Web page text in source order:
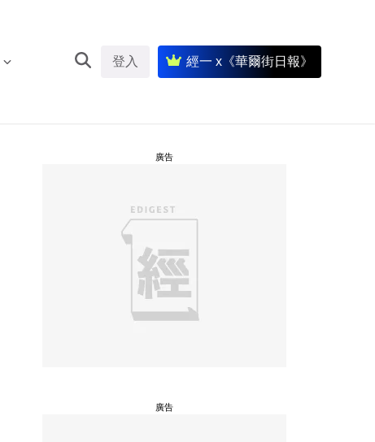
登入 經一 x《華爾街日報》
廣告
廣告